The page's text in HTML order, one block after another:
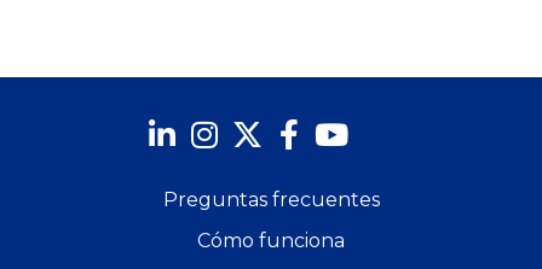
Preguntas frecuentes
Cómo funciona